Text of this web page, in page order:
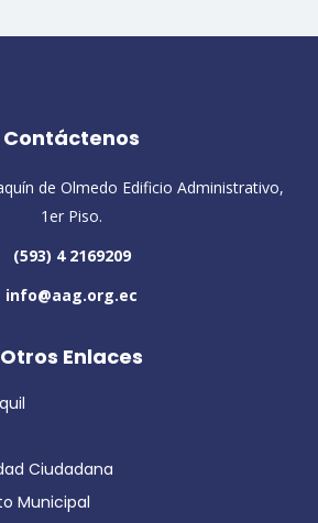
Contáctenos
de Olmedo Edificio Administrativo,
1er Piso.
(593) 4 2169209
info@aag.org.ec
Otros Enlaces
Ciudadana
Municipal